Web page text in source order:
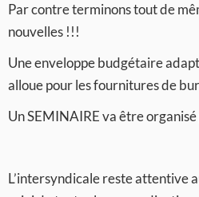
Par contre terminons tout de
nouvelles !!!
Une enveloppe budgétaire
alloue pour les fournitures de
Un SEMINAIRE va être
L’intersyndicale reste attentive